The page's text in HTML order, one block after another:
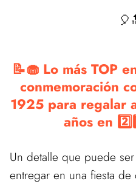
📝🧁 Lo más TOP
conmemoración
1925 para regalar
años en
Un detalle que puede
entregar en una fiesta de